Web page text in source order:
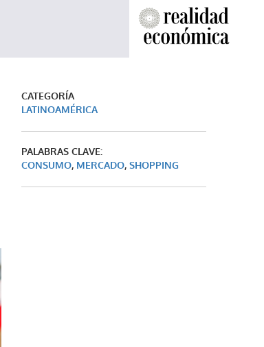
CATEGORÍA
LATINOAMÉRICA
PALABRAS CLAVE:
CONSUMO, MERCADO, SHOPPING